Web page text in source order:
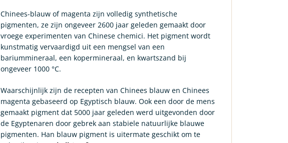
Chinees-blauw of magenta zijn volledig synthetische
pigmenten, ze zijn ongeveer 2600 jaar geleden gemaakt door
vroege experimenten van Chinese chemici. Het pigment wordt
kunstmatig vervaardigd uit een mengsel van een
bariummineraal, een kopermineraal, en kwartszand bij
ongeveer 1000 °C.
Waarschijnlijk zijn de recepten van Chinees blauw en Chinees
magenta gebaseerd op Egyptisch blauw. Ook een door de mens
gemaakt pigment dat 5000 jaar geleden werd uitgevonden door
de Egyptenaren door gebrek aan stabiele natuurlijke blauwe
pigmenten. Han blauw pigment is uitermate geschikt om te